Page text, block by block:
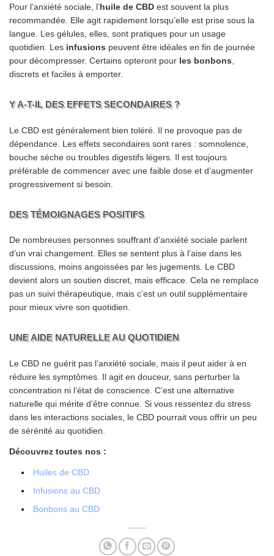
Pour l’anxiété sociale, l’huile de CBD est souvent la plus
recommandée. Elle agit rapidement lorsqu’elle est prise sous la
langue. Les gélules, elles, sont pratiques pour un usage
quotidien. Les infusions peuvent être idéales en fin de journée
pour décompresser. Certains opteront pour les bonbons
discrets et faciles à emporter.
Y A-T-IL DES EFFETS SECONDAIRES ?
Le CBD est généralement bien toléré. Il ne provoque pas de
dépendance. Les effets secondaires sont rares : somnolence,
bouche sèche ou troubles digestifs légers. Il est toujours
préférable de commencer avec une faible dose et d’augmenter
progressivement si besoin.
DES TÉMOIGNAGES POSITIFS
De nombreuses personnes souffrant d’anxiété sociale parlent
d’un vrai changement. Elles se sentent plus à l’aise dans les
discussions, moins angoissées par les jugements. Le CBD
devient alors un soutien discret, mais efficace. Cela ne remplace
pas un suivi thérapeutique, mais c’est un outil supplémentaire
pour mieux vivre son quotidien.
UNE AIDE NATURELLE AU QUOTIDIEN
Le CBD ne guérit pas l’anxiété sociale, mais il peut aider à en
réduire les symptômes. Il agit en douceur, sans perturber la
concentration ni l’état de conscience. C’est une alternative
naturelle qui mérite d’être connue. Si vous ressentez du stress
dans les interactions sociales, le CBD pourrait vous offrir un peu
de sérénité au quotidien.
Découvrez toutes nos :
Huiles de CBD
Infusions au CBD
Bonbons au CBD